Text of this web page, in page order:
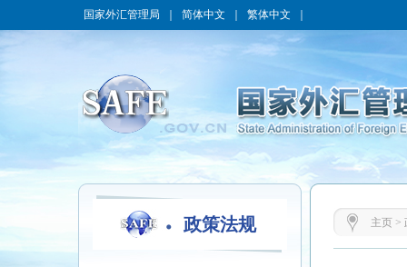
国家外汇管理局 简体中文 繁体中文
政策法规 主页 >